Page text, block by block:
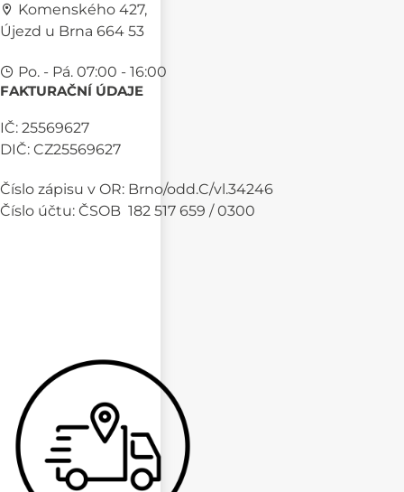
Komenského 427,
Újezd u Brna 664 53
Po. - Pá. 07:00 - 16:00
FAKTURAČNÍ ÚDAJE
IČ: 25569627
DIČ: CZ25569627
Číslo zápisu v OR: Brno/odd.C/vl.34246
Číslo účtu: ČSOB 182 517 659 / 0300